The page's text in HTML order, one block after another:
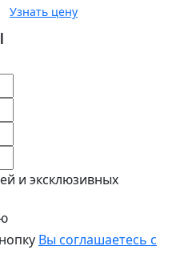
и эксклюзивных
Вы соглашаетесь с